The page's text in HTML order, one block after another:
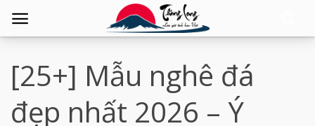
[25+] Mẫu nghê đá
đẹp nhất 2026 – Ý